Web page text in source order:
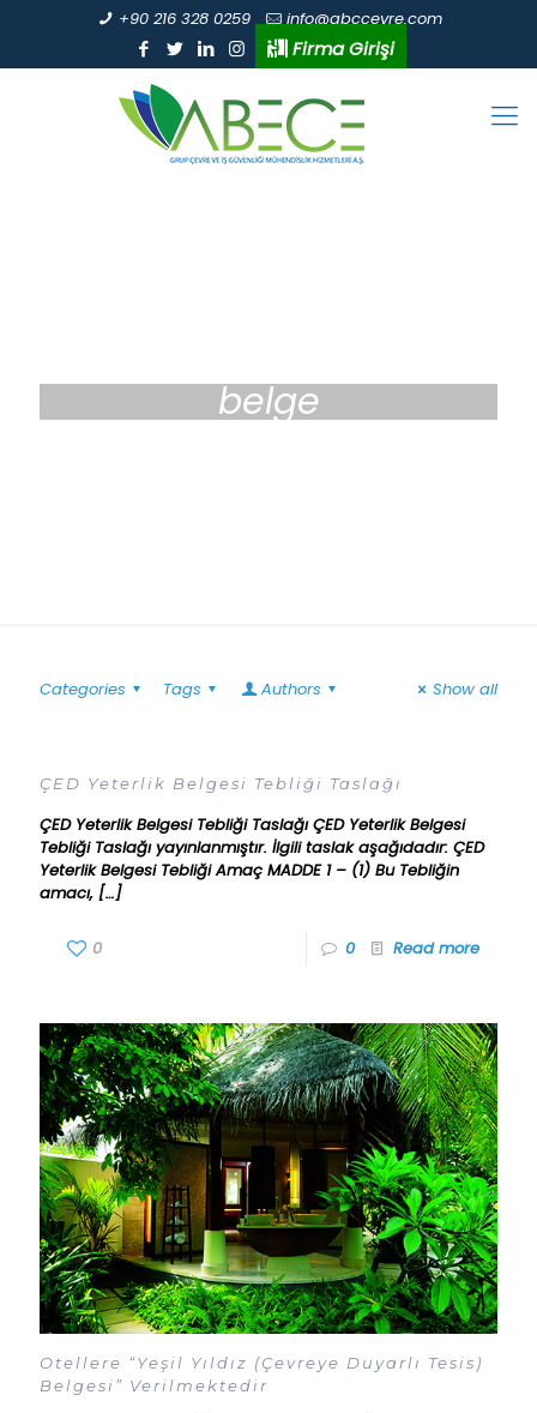
+90 216 328 0259 info@abccevre.com
Firma Girişi
belge
Categories Tags Authors Show all
ÇED Yeterlik Belgesi Tebliği Taslağı
ÇED Yeterlik Belgesi Tebliği Taslağı ÇED Yeterlik Belgesi
Tebliği Taslağı yayınlanmıştır. İlgili taslak aşağıdadır: ÇED
Yeterlik Belgesi Tebliği Amaç MADDE 1 – (1) Bu Tebliğin
amacı, […]
0 0 Read more
Otellere “Yeşil Yıldız (Çevreye Duyarlı Tesis)
Belgesi” Verilmektedir